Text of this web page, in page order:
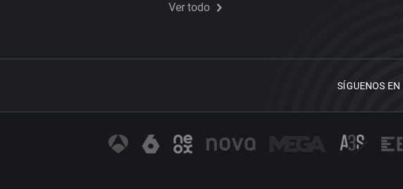
Ver todo
SÍGUENOS EN